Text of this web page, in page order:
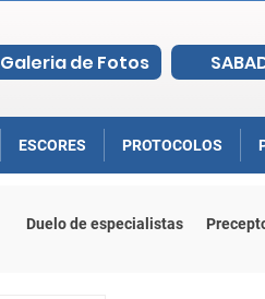
Galeria de Fotos
ESCORES PROTOCOLOS
Duelo de especialistas